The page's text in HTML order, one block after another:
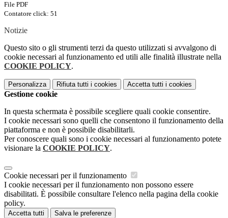
File PDF
Contatore click: 51
Notizie
Questo sito o gli strumenti terzi da questo utilizzati si avvalgono di
cookie necessari al funzionamento ed utili alle finalità illustrate nella
COOKIE POLICY.
Personalizza Rifiuta tutti i cookies Accetta tutti i cookies
Gestione cookie
In questa schermata è possibile scegliere quali cookie consentire.
I cookie necessari sono quelli che consentono il funzionamento della
piattaforma e non è possibile disabilitarli.
Per conoscere quali sono i cookie necessari al funzionamento potete
visionare la COOKIE POLICY.
Cookie necessari per il funzionamento
I cookie necessari per il funzionamento non possono essere
disabilitati. È possibile consultare l'elenco nella pagina della cookie
policy.
Accetta tutti Salva le preferenze